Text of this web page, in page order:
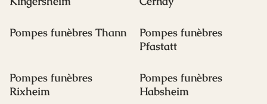
Pompes funèbres Thann
Pompes funèbres
Pfastatt
Pompes funèbres
Rixheim
Pompes funèbres
Habsheim